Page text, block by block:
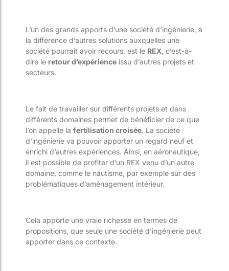
L’un des grands apports d’une société d’ingénierie, à
la différence d’autres solutions auxquelles une
société pourrait avoir recours, est le REX, c’est-à-
dire le retour d’expérience issu d’autres projets et
secteurs.
Le fait de travailler sur différents projets et dans
différents domaines permet de bénéficier de ce que
l’on appelle la fertilisation croisée. La société
d’ingénierie va pouvoir apporter un regard neuf et
enrichi d’autres expériences. Ainsi, en aéronautique,
il est possible de profiter d’un REX venu d’un autre
domaine, comme le nautisme, par exemple sur des
problématiques d’aménagement intérieur.
Cela apporte une vraie richesse en termes de
propositions, que seule une société d’ingénierie peut
apporter dans ce contexte.